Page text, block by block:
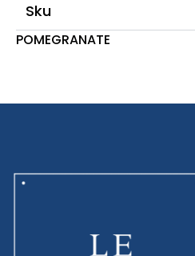
Sku
POMEGRANATE